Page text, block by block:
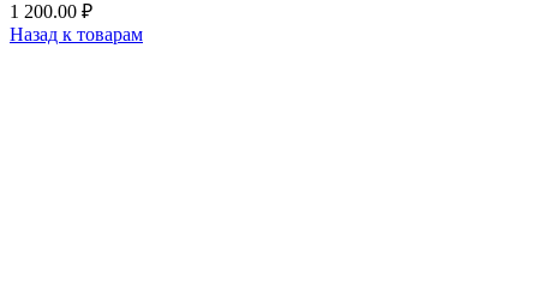
1 200.00 ₽
Назад к товарам